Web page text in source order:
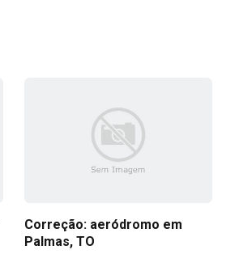
Correção: aeródromo em
Palmas, TO